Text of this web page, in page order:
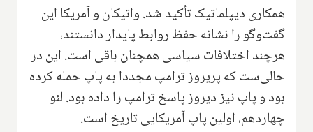
همکاری دیپلماتیک تأکید شد. واتیکان و آمریکا این
گفت‌وگو را نشانه حفظ روابط پایدار دانستند،
هرچند اختلافات سیاسی همچنان باقی است. این در
حالی‌ست که پریروز ترامپ مجددا به پاپ حمله کرده
بود و پاپ نیز دیروز پاسخ ترامپ را داده بود. لئو
چهاردهم، اولین پاپ آمریکایی تاریخ است.